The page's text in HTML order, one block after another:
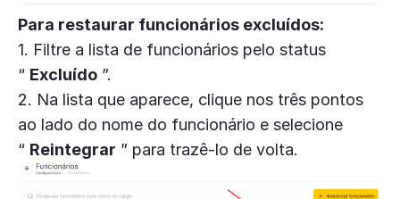
Para restaurar funcionários excluídos:
1. Filtre a lista de funcionários pelo status
“ Excluído ”.
2. Na lista que aparece, clique nos três pontos
ao lado do nome do funcionário e selecione
“ Reintegrar ” para trazê-lo de volta.